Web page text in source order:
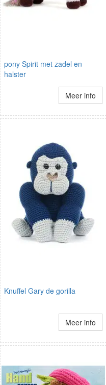
pony Spirit met zadel en
halster
Meer info
Knuffel Gary de gorilla
Meer info